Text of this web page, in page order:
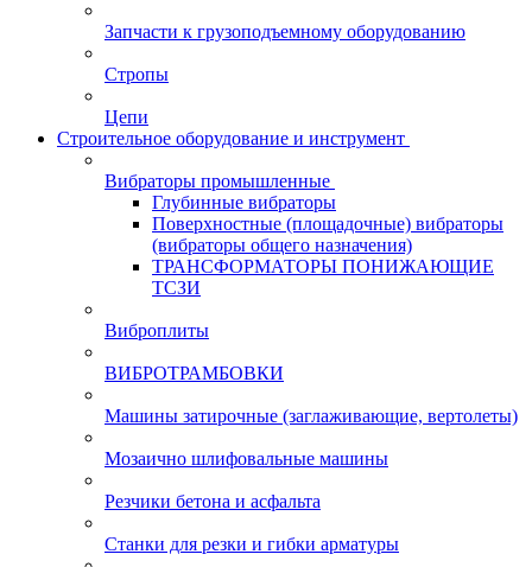
Запчасти к грузоподъемному оборудованию
Стропы
Цепи
Строительное оборудование и инструмент
Вибраторы промышленные
Глубинные вибраторы
Поверхностные (площадочные) вибраторы
(вибраторы общего назначения)
ТРАНСФОРМАТОРЫ ПОНИЖАЮЩИЕ
ТСЗИ
Виброплиты
ВИБРОТРАМБОВКИ
Машины затирочные (заглаживающие, вертолеты)
Мозаично шлифовальные машины
Резчики бетона и асфальта
Станки для резки и гибки арматуры